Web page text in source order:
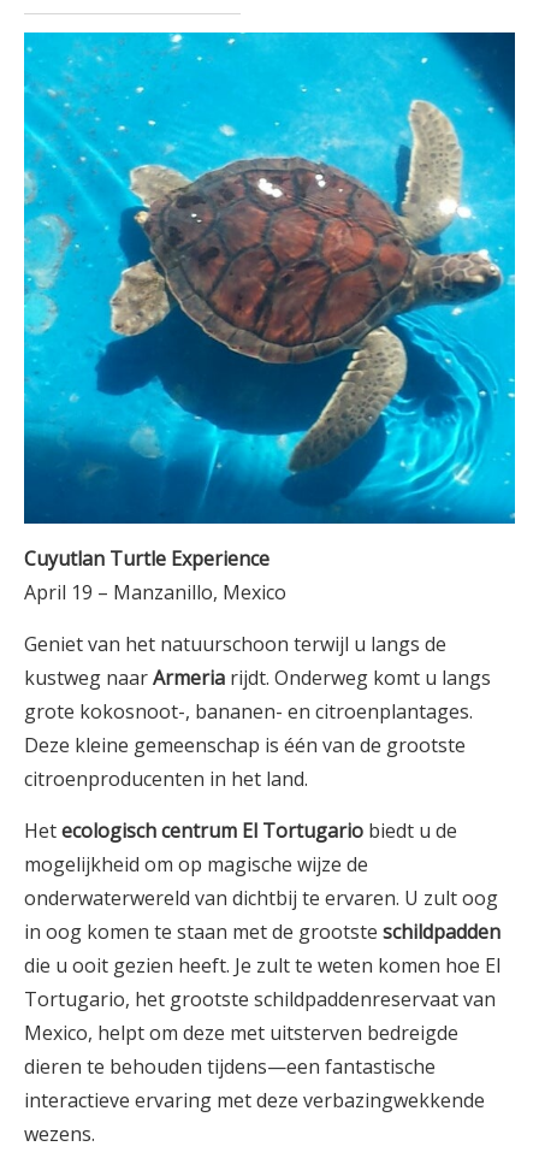
Cuyutlan Turtle Experience
April 19 – Manzanillo, Mexico
Geniet van het natuurschoon terwijl u langs de
kustweg naarArmeria rijdt. Onderweg komt u langs
grote kokosnoot-, bananen- en citroenplantages.
Deze kleine gemeenschap is één van de grootste
citroenproducenten in het land.
Hetecologisch centrum El Tortugario biedt u de
mogelijkheid om op magische wijze de
onderwaterwereld van dichtbij te ervaren. U zult oog
in oog komen te staan met de grootste schildpadden
die u ooit gezien heeft. Je zult te weten komen hoe El
Tortugario, het grootste schildpaddenreservaat van
Mexico, helpt om deze met uitsterven bedreigde
dieren te behouden tijdens—een fantastische
interactieve ervaring met deze verbazingwekkende
wezens.